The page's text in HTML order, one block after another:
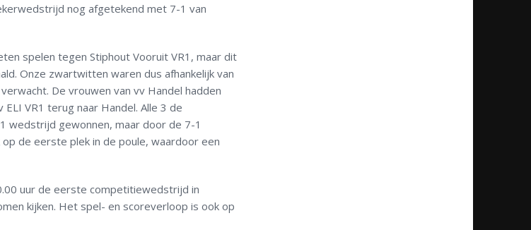
nog afgetekend met 7-1 van
spelen tegen Stiphout Vooruit VR1, maar dit
Onze zwartwitten waren dus afhankelijk van
De vrouwen van vv Handel hadden
VR1 terug naar Handel. Alle 3 de
wedstrijd gewonnen, maar door de 7-1
de eerste plek in de poule, waardoor een
uur de eerste competitiewedstrijd in
kijken. Het spel- en scoreverloop is ook op